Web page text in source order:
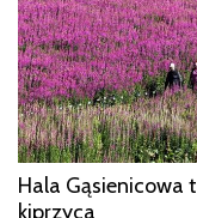
Hala Gąsienicowa
kiprzyca